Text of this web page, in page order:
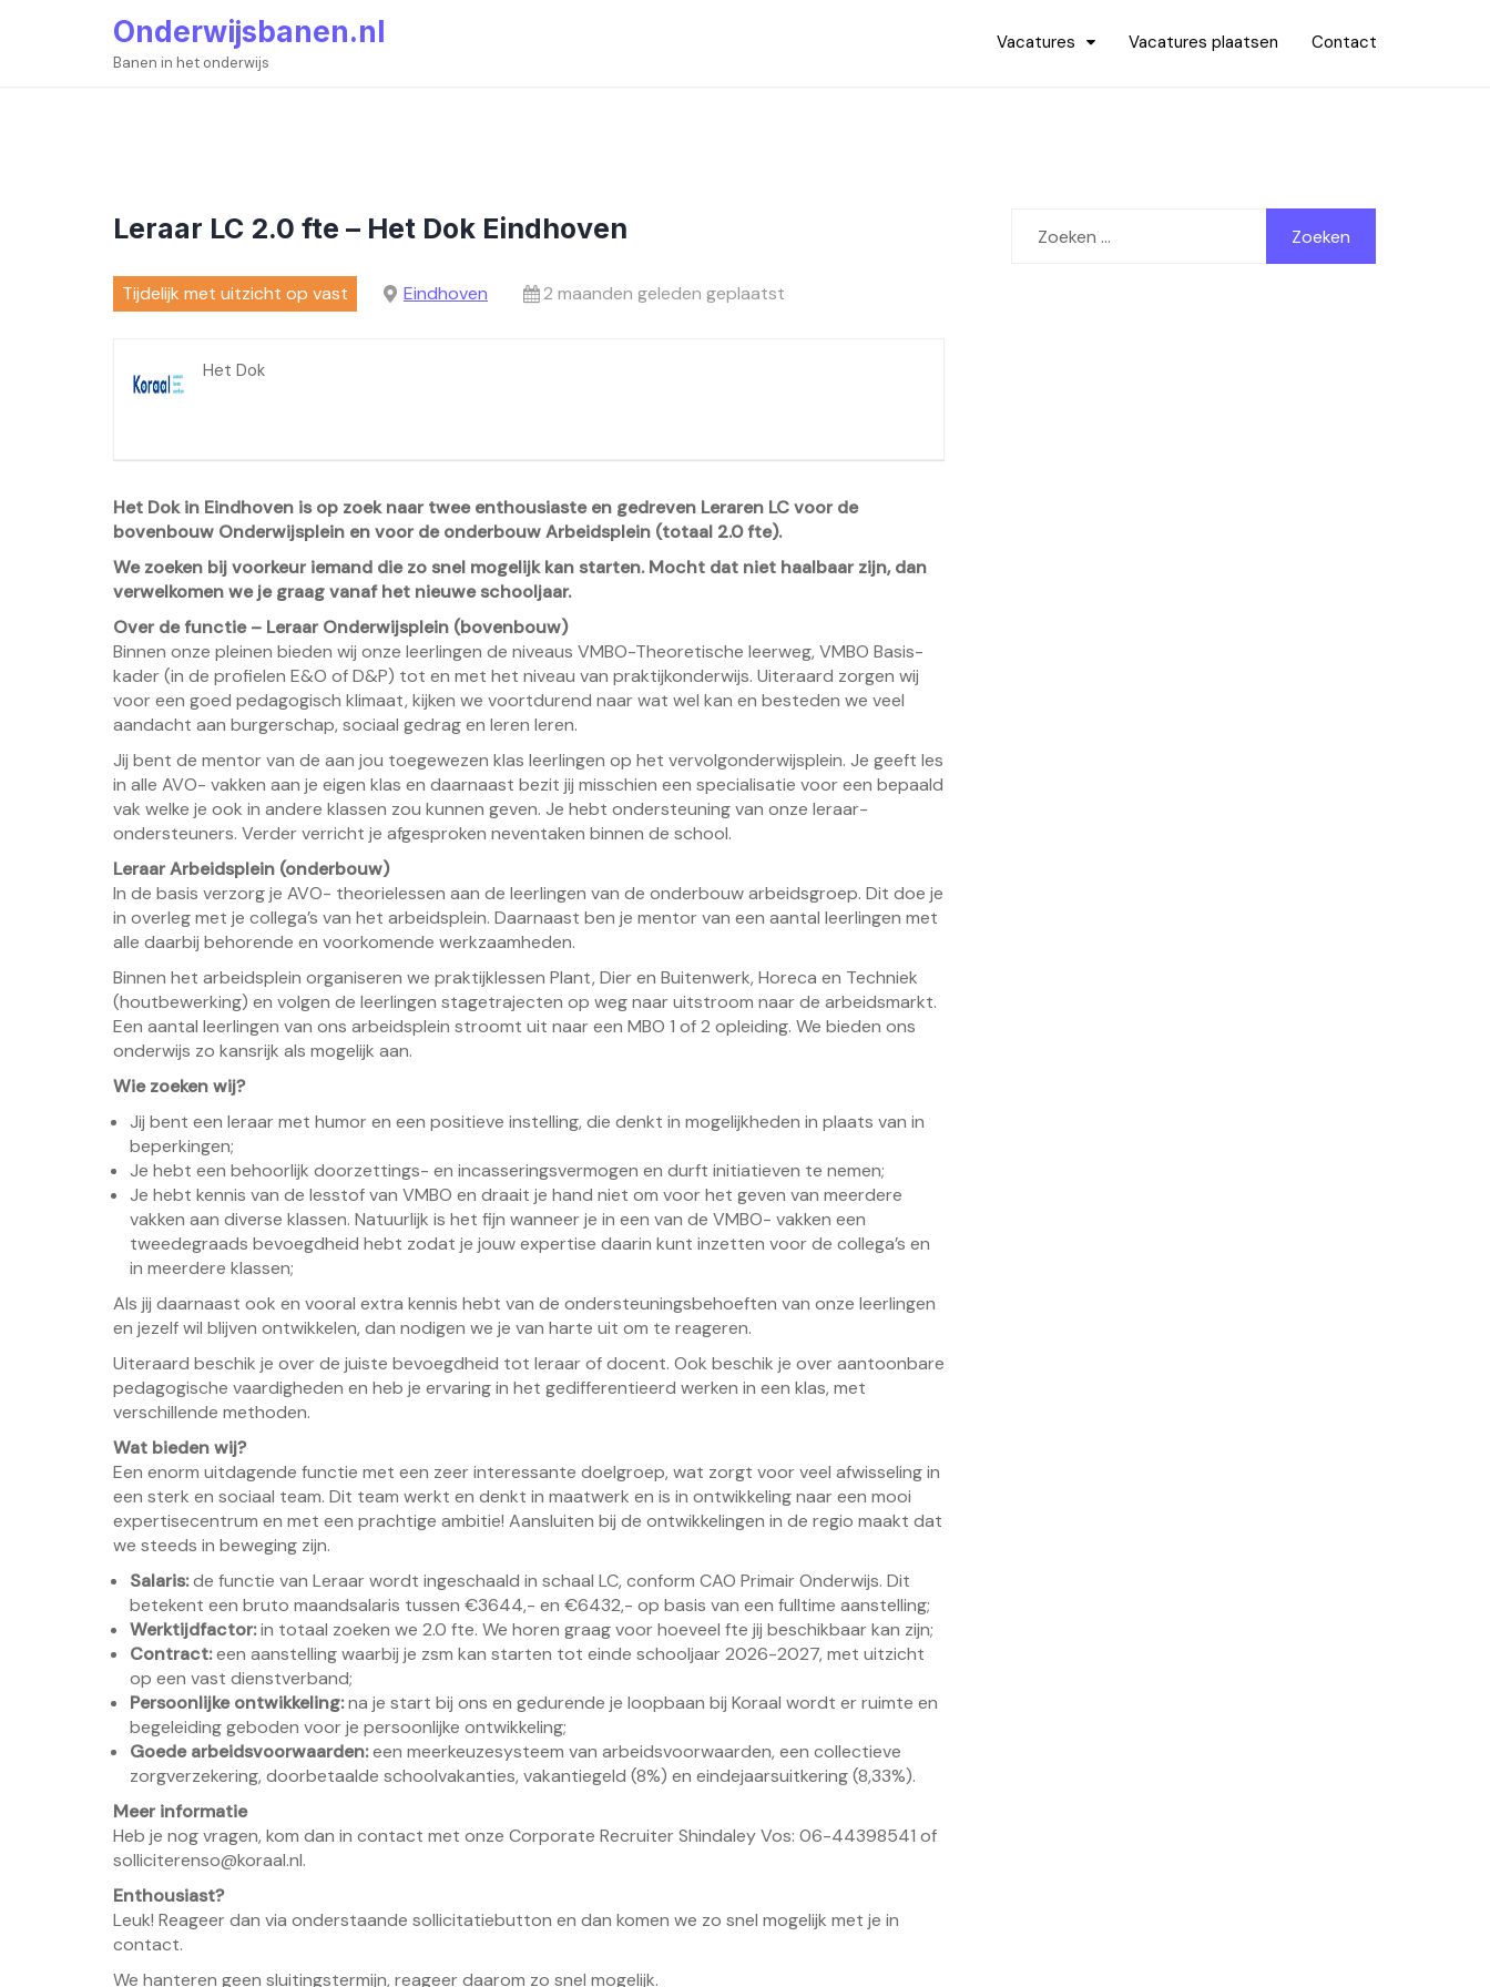
Onderwijsbanen.nl
Banen in het onderwijs
Vacatures Vacatures plaatsen Contact
Leraar LC 2.0 fte – Het Dok Eindhoven
Tijdelijk met uitzicht op vast Eindhoven 2 maanden geleden geplaatst
Het Dok
Het Dok in Eindhoven is op zoek naar twee enthousiaste en gedreven Leraren LC voor de
bovenbouw Onderwijsplein en voor de onderbouw Arbeidsplein (totaal 2.0 fte).
We zoeken bij voorkeur iemand die zo snel mogelijk kan starten. Mocht dat niet haalbaar zijn, dan
verwelkomen we je graag vanaf het nieuwe schooljaar.
Over de functie – Leraar Onderwijsplein (bovenbouw)
Binnen onze pleinen bieden wij onze leerlingen de niveaus VMBO-Theoretische leerweg, VMBO Basis-
kader (in de profielen E&O of D&P) tot en met het niveau van praktijkonderwijs. Uiteraard zorgen wij
voor een goed pedagogisch klimaat, kijken we voortdurend naar wat wel kan en besteden we veel
aandacht aan burgerschap, sociaal gedrag en leren leren.
Jij bent de mentor van de aan jou toegewezen klas leerlingen op het vervolgonderwijsplein. Je geeft les
in alle AVO- vakken aan je eigen klas en daarnaast bezit jij misschien een specialisatie voor een bepaald
vak welke je ook in andere klassen zou kunnen geven. Je hebt ondersteuning van onze leraar-
ondersteuners. Verder verricht je afgesproken neventaken binnen de school.
Leraar Arbeidsplein (onderbouw)
In de basis verzorg je AVO- theorielessen aan de leerlingen van de onderbouw arbeidsgroep. Dit doe je
in overleg met je collega’s van het arbeidsplein. Daarnaast ben je mentor van een aantal leerlingen met
alle daarbij behorende en voorkomende werkzaamheden.
Binnen het arbeidsplein organiseren we praktijklessen Plant, Dier en Buitenwerk, Horeca en Techniek
(houtbewerking) en volgen de leerlingen stagetrajecten op weg naar uitstroom naar de arbeidsmarkt.
Een aantal leerlingen van ons arbeidsplein stroomt uit naar een MBO 1 of 2 opleiding. We bieden ons
onderwijs zo kansrijk als mogelijk aan.
Wie zoeken wij?
Jij bent een leraar met humor en een positieve instelling, die denkt in mogelijkheden in plaats van in
beperkingen;
Je hebt een behoorlijk doorzettings- en incasseringsvermogen en durft initiatieven te nemen;
Je hebt kennis van de lesstof van VMBO en draait je hand niet om voor het geven van meerdere
vakken aan diverse klassen. Natuurlijk is het fijn wanneer je in een van de VMBO- vakken een
tweedegraads bevoegdheid hebt zodat je jouw expertise daarin kunt inzetten voor de collega’s en
in meerdere klassen;
Als jij daarnaast ook en vooral extra kennis hebt van de ondersteuningsbehoeften van onze leerlingen
en jezelf wil blijven ontwikkelen, dan nodigen we je van harte uit om te reageren.
Uiteraard beschik je over de juiste bevoegdheid tot leraar of docent. Ook beschik je over aantoonbare
pedagogische vaardigheden en heb je ervaring in het gedifferentieerd werken in een klas, met
verschillende methoden.
Wat bieden wij?
Een enorm uitdagende functie met een zeer interessante doelgroep, wat zorgt voor veel afwisseling in
een sterk en sociaal team. Dit team werkt en denkt in maatwerk en is in ontwikkeling naar een mooi
expertisecentrum en met een prachtige ambitie! Aansluiten bij de ontwikkelingen in de regio maakt dat
we steeds in beweging zijn.
Salaris:de functie van Leraar wordt ingeschaald in schaal LC, conform CAO Primair Onderwijs. Dit
betekent een bruto maandsalaris tussen €3644,- en €6432,- op basis van een fulltime aanstelling;
Werktijdfactor:in totaal zoeken we 2.0 fte. We horen graag voor hoeveel fte jij beschikbaar kan zijn;
Contract:een aanstelling waarbij je zsm kan starten tot einde schooljaar 2026-2027, met uitzicht
op een vast dienstverband;
Persoonlijke ontwikkeling:na je start bij ons en gedurende je loopbaan bij Koraal wordt er ruimte en
begeleiding geboden voor je persoonlijke ontwikkeling;
Goede arbeidsvoorwaarden:een meerkeuzesysteem van arbeidsvoorwaarden, een collectieve
zorgverzekering, doorbetaalde schoolvakanties, vakantiegeld (8%) en eindejaarsuitkering (8,33%).
Meer informatie
Heb je nog vragen, kom dan in contact met onze Corporate Recruiter Shindaley Vos: 06-44398541 of
solliciterenso@koraal.nl.
Enthousiast?
Leuk! Reageer dan via onderstaande sollicitatiebutton en dan komen we zo snel mogelijk met je in
contact.
We hanteren geen sluitingstermijn, reageer daarom zo snel mogelijk.
naar: